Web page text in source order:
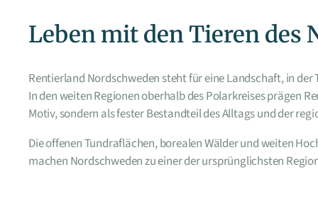
Leben mit den Tieren des
Rentierland Nordschweden steht für eine Landschaft, in
In den weiten Regionen oberhalb des Polarkreises prägen
Motiv, sondern als fester Bestandteil des Alltags und der
Die offenen Tundraflächen, borealen Wälder und weiten
machen Nordschweden zu einer der ursprünglichsten